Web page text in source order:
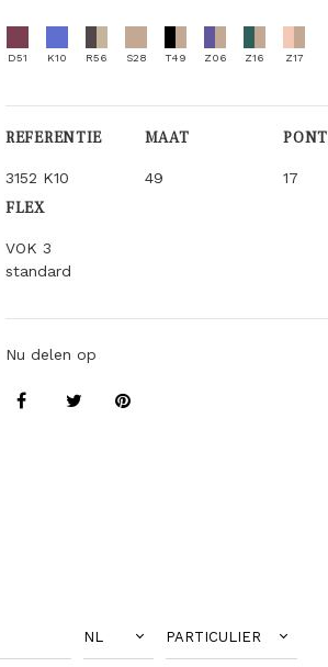
D51 K10 R56 S28 T49 Z06 Z16 Z17
REFERENTIE
3152 K10
MAAT
49
PONT
17
FLEX
VOK 3
standard
Nu delen op
NL PARTICULIER